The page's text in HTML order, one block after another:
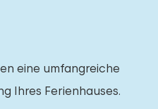
eine umfangreiche
Ihres Ferienhauses.